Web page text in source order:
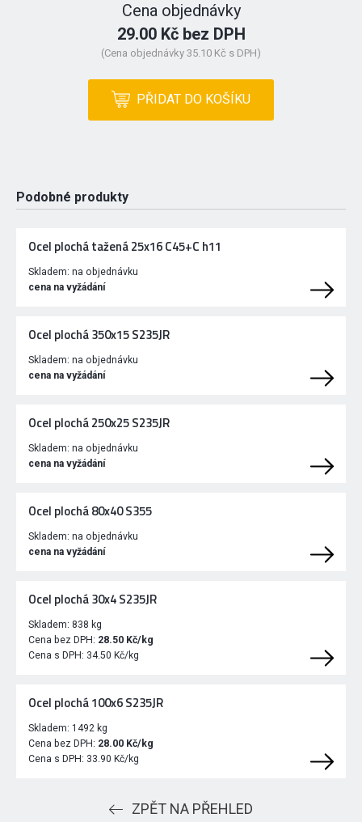
Cena objednávky
29.00 Kč bez DPH
(Cena objednávky 35.10 Kč s DPH)
PŘIDAT DO KOŠÍKU
Podobné produkty
Ocel plochá tažená 25x16 C45+C h11
Skladem: na objednávku
cena na vyžádání
Ocel plochá 350x15 S235JR
Skladem: na objednávku
cena na vyžádání
Ocel plochá 250x25 S235JR
Skladem: na objednávku
cena na vyžádání
Ocel plochá 80x40 S355
Skladem: na objednávku
cena na vyžádání
Ocel plochá 30x4 S235JR
Skladem: 838 kg
Cena bez DPH: 28.50 Kč/kg
Cena s DPH: 34.50 Kč/kg
Ocel plochá 100x6 S235JR
Skladem: 1492 kg
Cena bez DPH: 28.00 Kč/kg
Cena s DPH: 33.90 Kč/kg
ZPĚT NA PŘEHLED